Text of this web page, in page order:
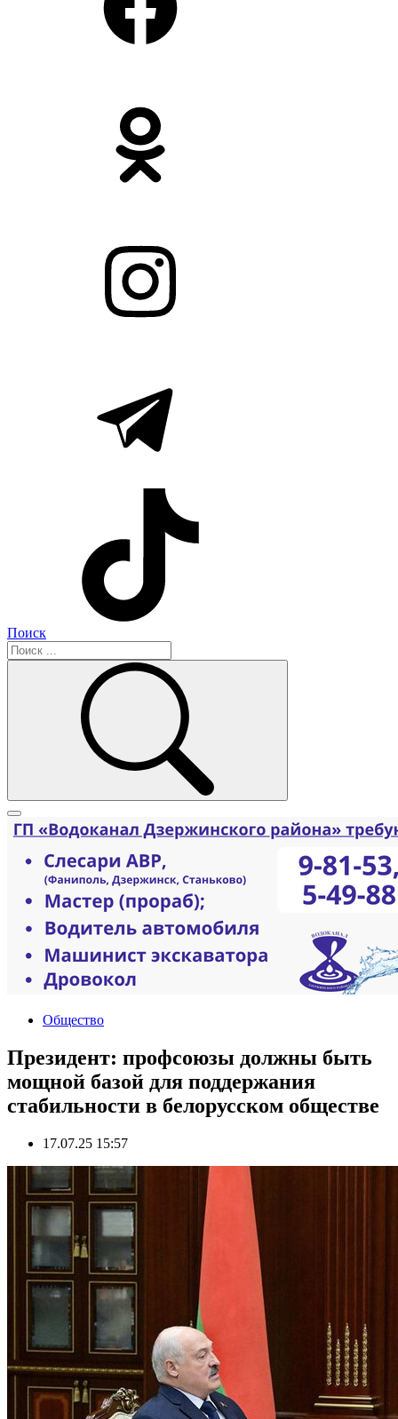
Поиск
Общество
Президент: профсоюзы должны быть
мощной базой для поддержания
стабильности в белорусском обществе
17.07.25 15:57